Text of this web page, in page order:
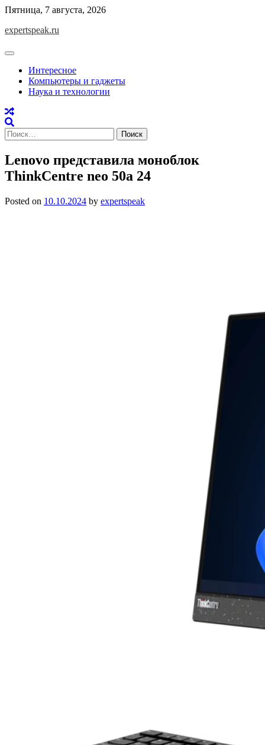
Skip
content
Пятница, 7 августа, 2026
expertspeak.ru
Интересное
Компьютеры и гаджеты
Наука и технологии
Найти:
Lenovo представила моноблок
ThinkCentre neo 50a 24
Posted on 10.10.2024 by expertspeak